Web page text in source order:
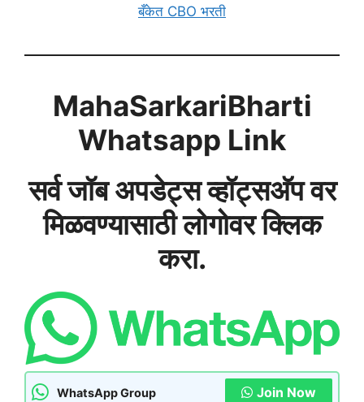
बँकेत CBO भरती
MahaSarkariBharti
Whatsapp Link
सर्व जॉब अपडेट्स व्हॉट्सअ‍ॅप वर
मिळवण्यासाठी लोगोवर क्लिक
करा.
WhatsApp Group Join Now